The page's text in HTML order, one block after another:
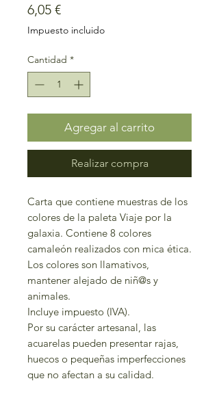
6,05 €Precio
Impuesto incluido
Cantidad *
Agregar al carrito
Realizar compra
Carta que contiene muestras de los
colores de la paleta Viaje por la
galaxia. Contiene 8 colores
camaleón realizados con mica ética.
Los colores son llamativos,
mantener alejado de niñ@s y
animales.
Incluye impuesto (IVA).
Por su carácter artesanal, las
acuarelas pueden presentar rajas,
huecos o pequeñas imperfecciones
que no afectan a su calidad.